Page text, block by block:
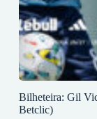
Bilheteira: Gil
Betclic)